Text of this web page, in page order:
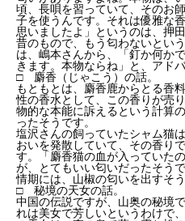
頃、長唄を習っていて、そのお
子を使うんです。それは優雅な
思いましたよ」というのは、押
昔のもので、もう匂わないとい
は、嶋本さんから、「釘か何か
きます。本物ならね」と、アドバ
□ 麝香（じゃこう）の話。
もともとは、麝香鹿からとる香
性の香水として、この香りが売
物的な本能に訴えるという計算
ったそうです。
塩沢さんの飼っていたシャム猫
おいを発散していて、その香り
す。「麝香猫の血が入っていた
が、とてもいい匂いだったそう
情期には、山椒の匂いを出すそう
□ 秘境の天女の話。
中国の伝説ですが、山奥の秘境
れは美女で芳しいというわけで